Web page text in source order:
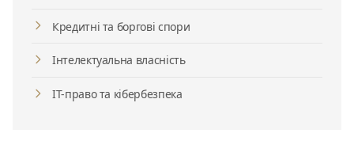
Кредитні та боргові спори
Інтелектуальна власність
ІТ-право та кібербезпека